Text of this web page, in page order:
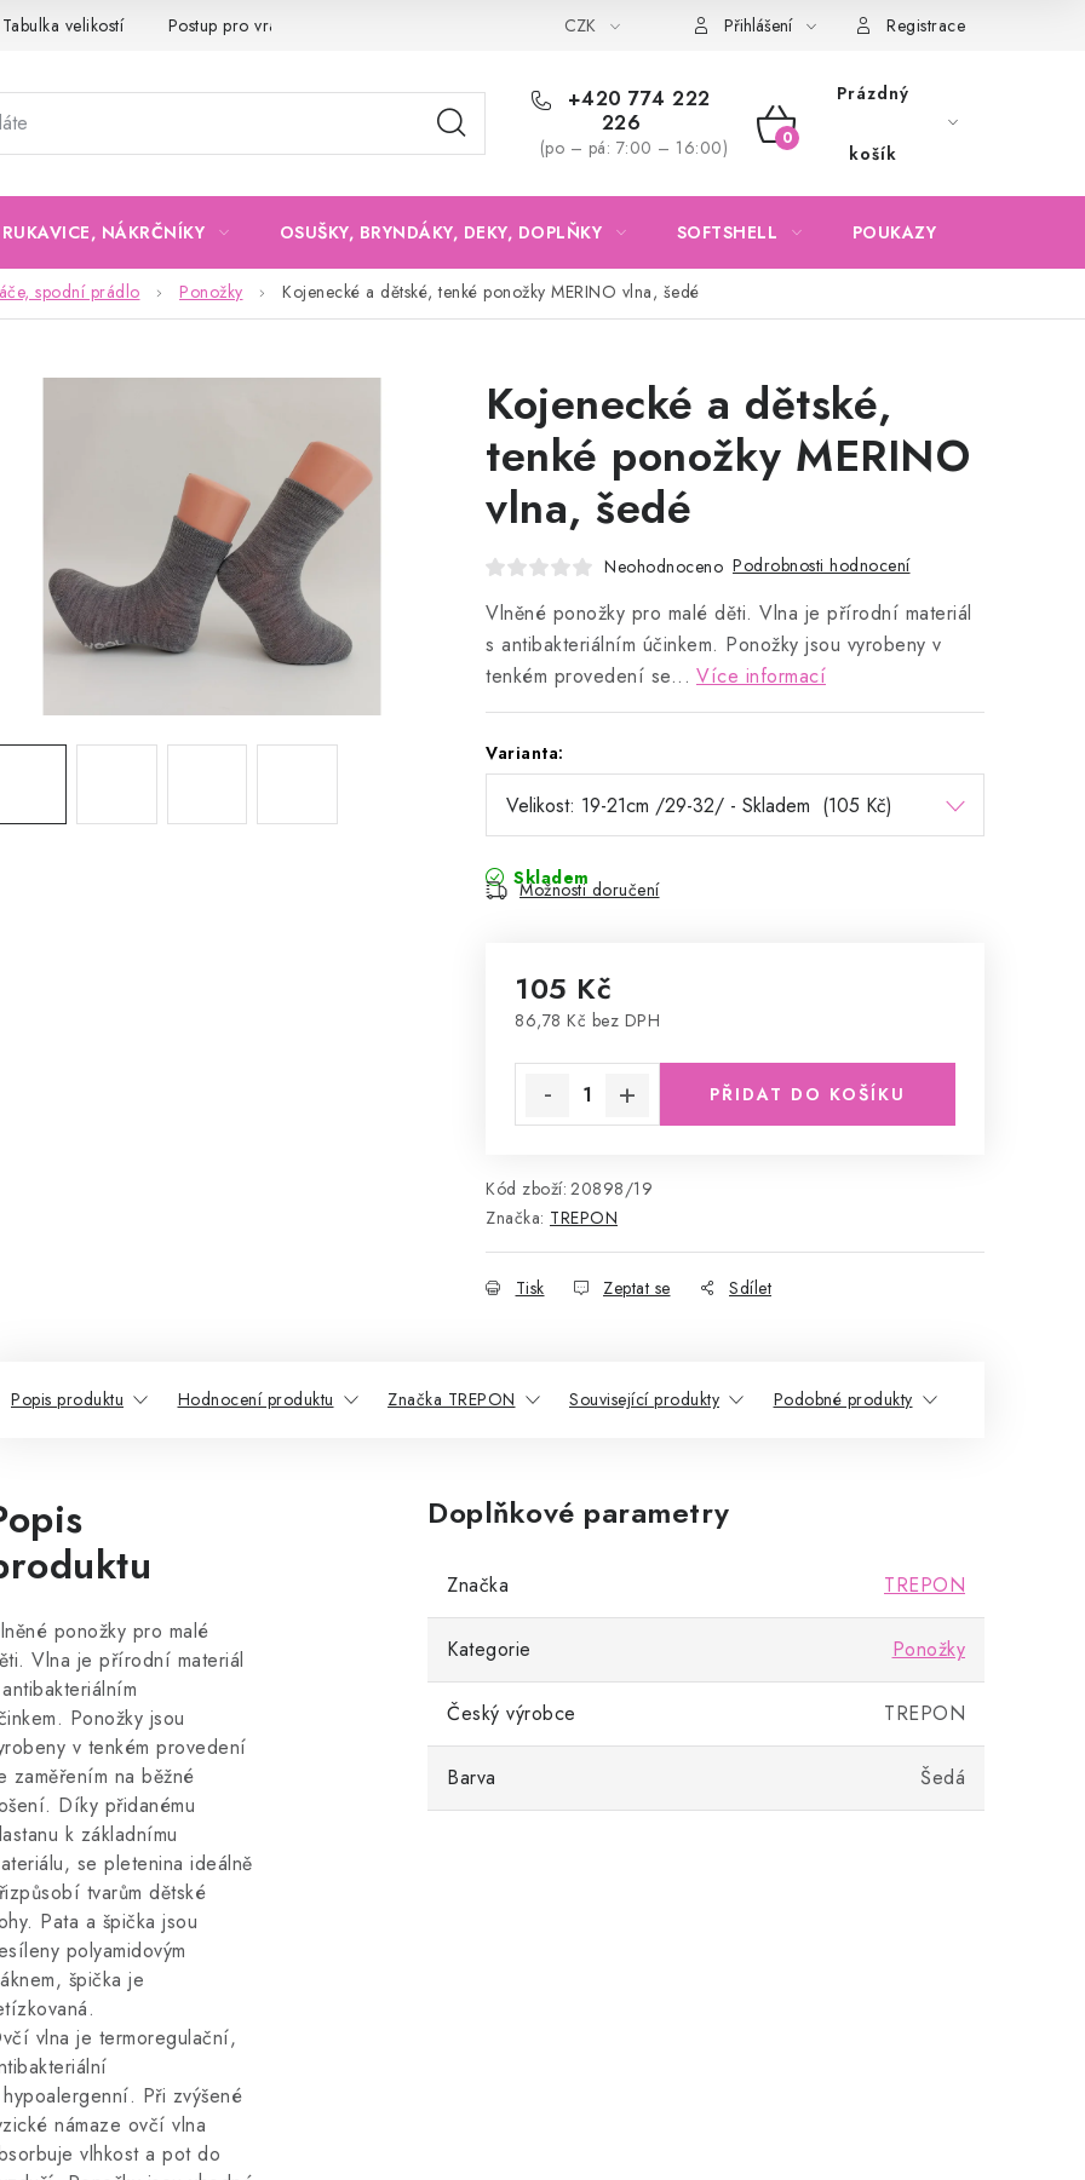
Tabulka velikostí Postup pro vrácení a výměnu Obchodní podmínky Podmínky ochrany osobních údajů
CZK Přihlášení Registrace
+420 774 222
226
(po – pá: 7:00 – 16:00)
NÁKUPNÍ
Prázdný
košík
NÁKRČNÍKY OSUŠKY, BRYNDÁKY, DEKY, DOPLŇKY SOFTSHELL POUKAZY
spodní prádlo Ponožky Kojenecké a dětské, tenké ponožky MERINO vlna, šedé
Kojenecké a dětské,
tenké ponožky MERINO
vlna, šedé
Neohodnoceno Podrobnosti hodnocení
Vlněné ponožky pro malé děti. Vlna je přírodní materiál
s antibakteriálním účinkem. Ponožky jsou vyrobeny v
tenkém provedení se... Více informací
Varianta:
Skladem
Možnosti doručení
105 Kč
86,78 Kč bez DPH
PŘIDAT DO KOŠÍKU
Kód zboží: 20898/19
Značka: TREPON
Tisk Zeptat se Sdílet
Popis produktu Hodnocení produktu Značka TREPON Související produkty Podobné produkty
ponožky pro malé
Vlna je přírodní materiál
Ponožky jsou
v tenkém provedení
zaměřením na běžné
Díky přidanému
k základnímu
se pletenina ideálně
tvarům dětské
Pata a špička jsou
polyamidovým
špička je
vlna je termoregulační,
Při zvýšené
námaze ovčí vlna
vlhkost a pot do
Doplňkové parametry
Značka TREPON
Kategorie Ponožky
Český výrobce TREPON
Barva Šedá